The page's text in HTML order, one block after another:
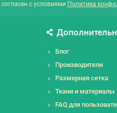
с условиями Политика
Блог
Производители
Размерная сетка
Ткани и материалы
FAQ для